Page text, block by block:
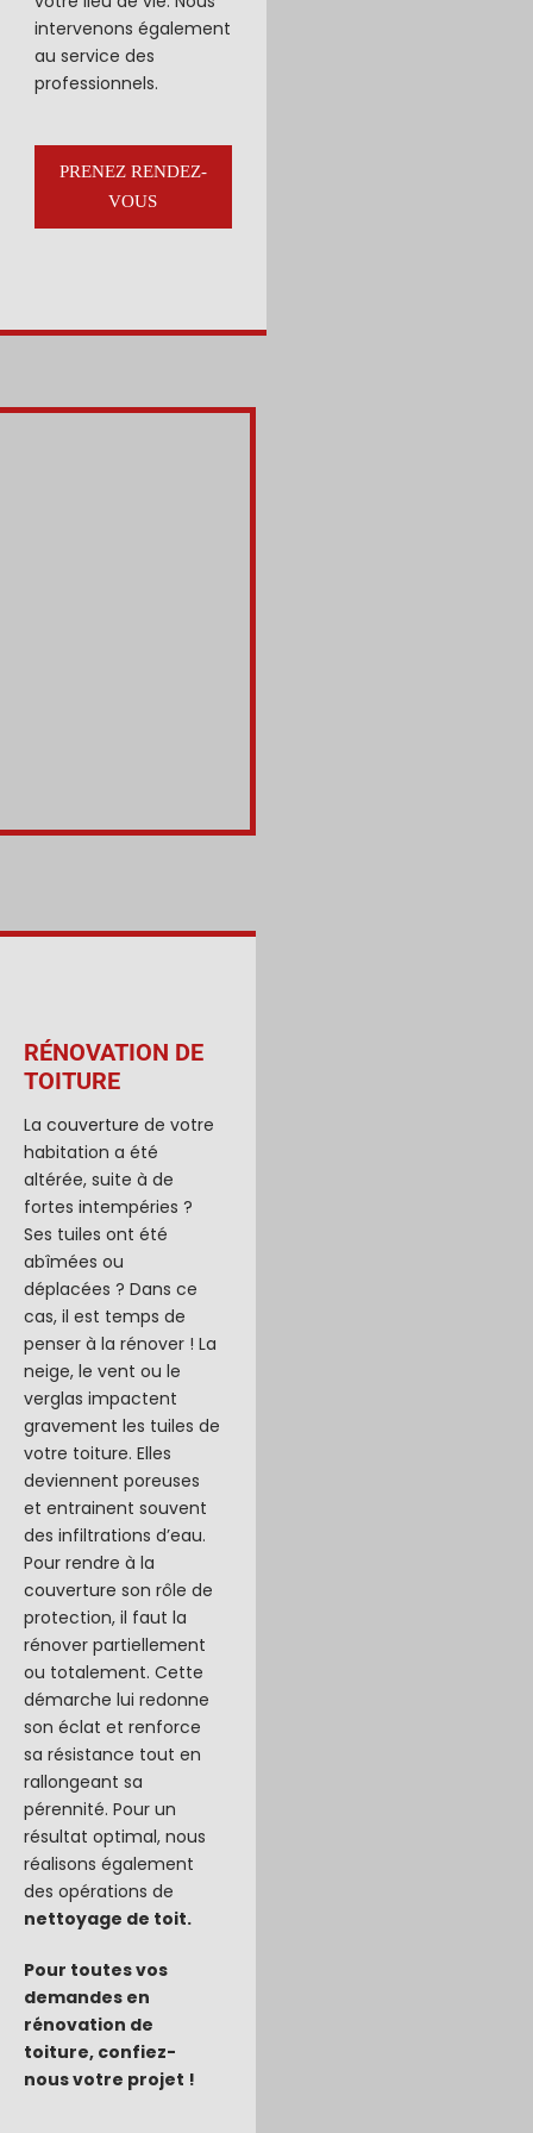
intervenons également
au service des
professionnels.
PRENEZ RENDEZ-
VOUS
RÉNOVATION DE
TOITURE
Lacouverture de votre
habitation a été
altérée, suite à de
fortes intempéries ?
Ses tuiles ont été
abîmées ou
déplacées ? Dans ce
cas, il est temps de
penser à la rénover ! La
neige, le vent ou le
verglas impactent
gravement les tuiles de
votre toiture. Elles
deviennent poreuses
et entrainent souvent
des infiltrations d’eau.
Pour rendre à la
couverture son rôle de
protection, il faut la
rénover partiellement
ou totalement. Cette
démarche lui redonne
son éclat et renforce
sa résistance tout en
rallongeant sa
pérennité. Pour un
résultat optimal, nous
réalisons également
des opérations de
nettoyage de toit.
Pour toutes vos
demandes en
rénovation de
toiture, confiez-
nous votre projet !